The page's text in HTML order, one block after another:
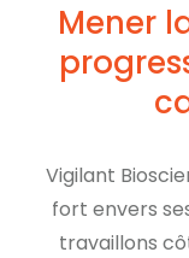
Mener
Vigilant
fort envers
travaillons